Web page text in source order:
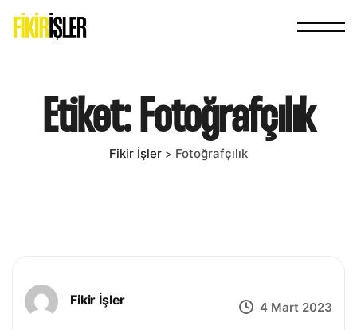
Etiket: Fotoğrafçılık
Fikir İşler > Fotoğrafçılık
Fikir İşler 4 Mart 2023